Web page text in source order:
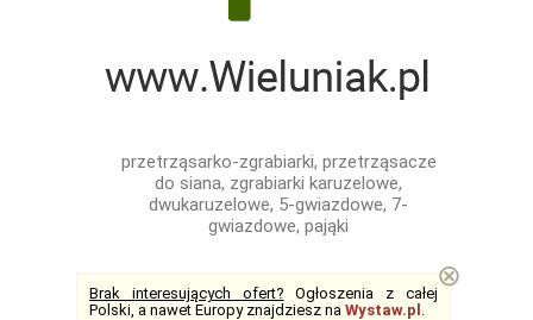
przetrząsarko-zgrabiarki, przetrząsacze
do siana, zgrabiarki karuzelowe,
dwukaruzelowe, 5-gwiazdowe, 7-
gwiazdowe, pająki
Brak interesujących ofert? Ogłoszenia z całej
Polski, a nawet Europy znajdziesz na Wystaw.pl .
⊗